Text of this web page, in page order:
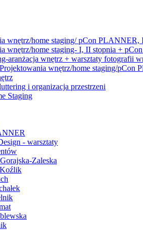
wnętrz/home staging/ pCon PLANNER,
wnętrz/home staging- I, II stopnia +
aranżacja wnętrz + warsztaty fotografii
wnętrz/home staging/pCon
i organizacja przestrzeni
Staging
- warsztaty
Zaleska